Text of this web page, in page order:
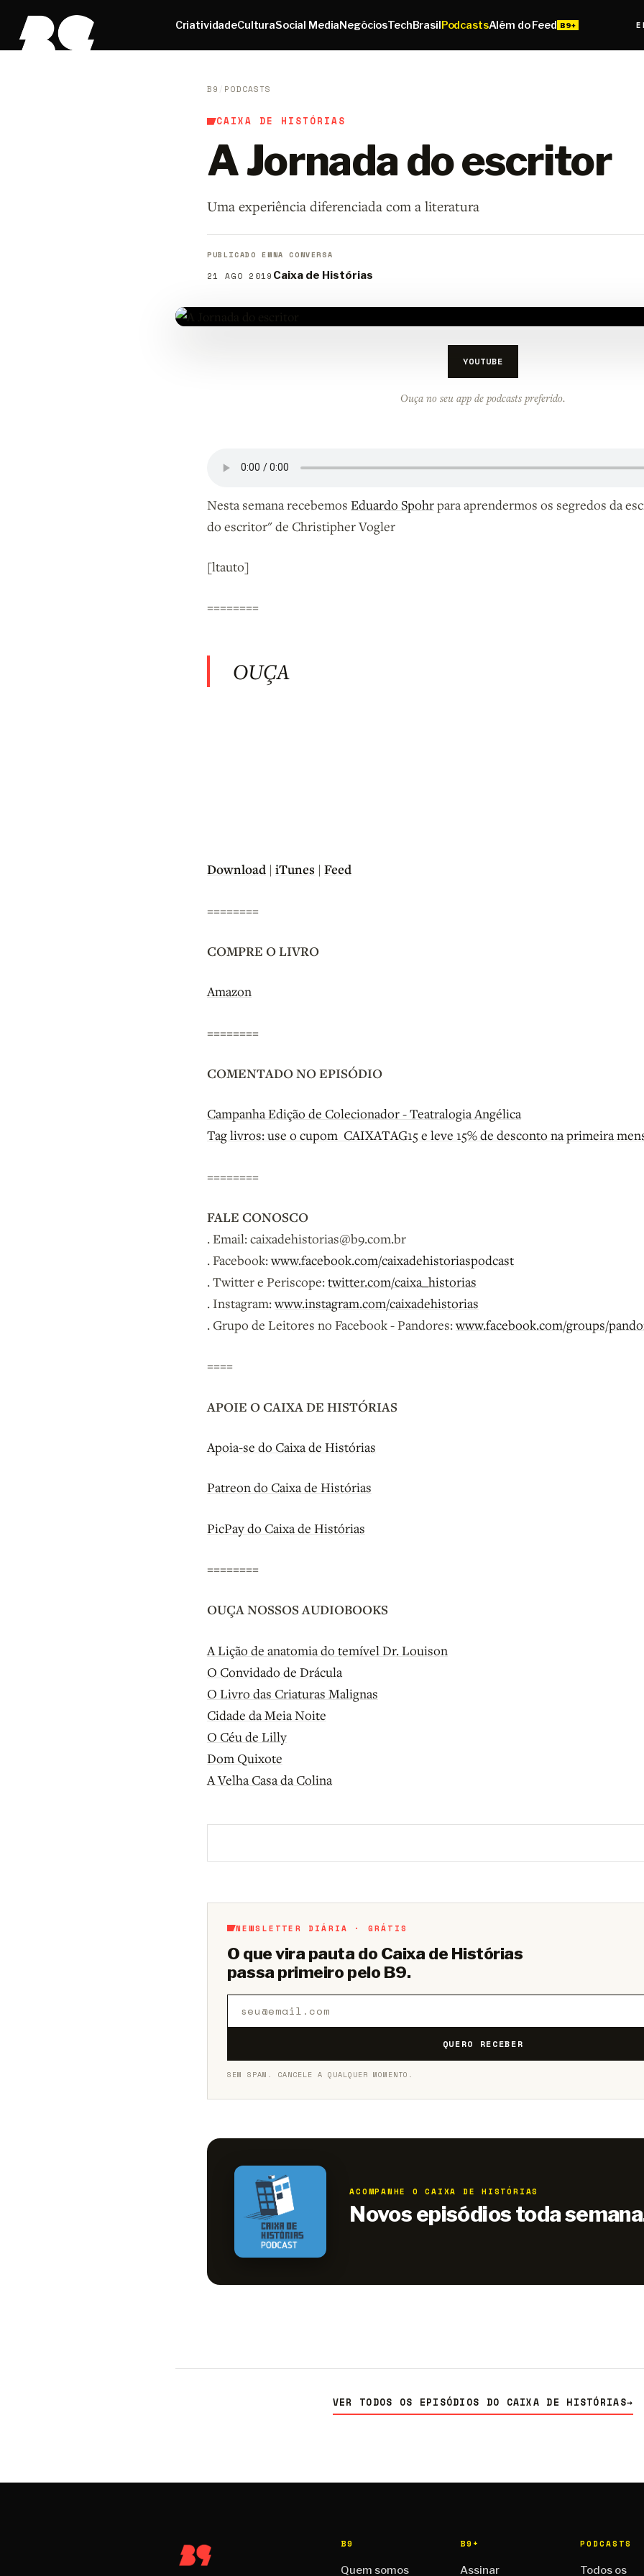
CriatividadeCulturaSocial MediaNegóciosTechBrasilPodcastsAlém do Feed
B9 / PODCASTS
CAIXA DE HISTÓRIAS
A Jornada do escritor
Uma experiência diferenciada com a literatura
PUBLICADO EM
21 AGO 2019
NA CONVERSA
Caixa de Histórias
YOUTUBE
Ouça no seu app de podcasts preferido.
Nesta semana recebemos Eduardo Spohrpara aprendermos os segredos da
do escritor" de Christipher Vogler
[ltauto]
========
OUÇA
Download | iTunes | Feed
========
COMPRE O LIVRO
Amazon
========
COMENTADO NO EPISÓDIO
Campanha Edição de Colecionador - Teatralogia Angélica
Tag livros: use o cupom CAIXATAG15 e leve 15% de desconto na primeira
========
FALE CONOSCO
. Email: caixadehistorias@b9.com.br
. Facebook:www.facebook.com/caixadehistoriaspodcast
. Twitter e Periscope:twitter.com/caixa_historias
. Instagram:www.instagram.com/caixadehistorias
. Grupo de Leitores no Facebook - Pandores:www.facebook.com/groups/
====
APOIE O CAIXA DE HISTÓRIAS
Apoia-se do Caixa de Histórias
Patreon do Caixa de Histórias
PicPay do Caixa de Histórias
========
OUÇA NOSSOS AUDIOBOOKS
A Lição de anatomia do temível Dr. Louison
O Convidado de Drácula
O Livro das Criaturas Malignas
Cidade da Meia Noite
O Céu de Lilly
Dom Quixote
A Velha Casa da Colina
NEWSLETTER DIÁRIA · GRÁTIS
O que vira pauta do Caixa de Histórias
passa primeiro pelo B9.
QUERO RECEBER
SEM SPAM. CANCELE A QUALQUER MOMENTO.
ACOMPANHE O CAIXA DE HISTÓRIAS
Novos episódios toda
VER TODOS OS EPISÓDIOS DO CAIXA DE HISTÓRIAS→
B9
Quem somos
B9+
Assinar
PODCASTS
Todos os